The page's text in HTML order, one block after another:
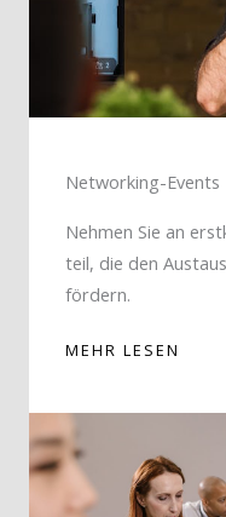
Networking-Events
Nehmen Sie an
teil, die den
fördern.
MEHR LESEN